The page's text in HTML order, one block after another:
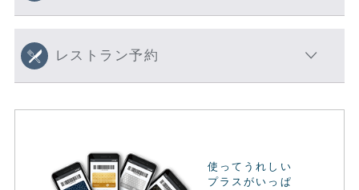
レストラン予約
使ってうれしい
プラスがいっぱ